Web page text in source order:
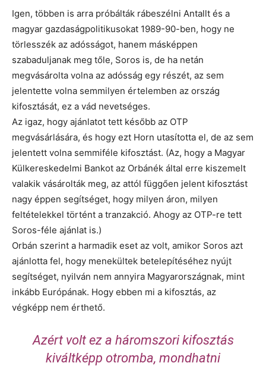
Igen, többen is arra próbálták rábeszélni Antallt és a
magyar gazdaságpolitikusokat 1989-90-ben, hogy ne
törlesszék az adósságot, hanem másképpen
szabaduljanak meg tőle, Soros is, de ha netán
megvásárolta volna az adósság egy részét, az sem
jelentette volna semmilyen értelemben az ország
kifosztását, ez a vád nevetséges.
Az igaz, hogy ajánlatot tett később az OTP
megvásárlására, és hogy ezt Horn utasította el, de az sem
jelentett volna semmiféle kifosztást. (Az, hogy a Magyar
Külkereskedelmi Bankot az Orbánék által erre kiszemelt
valakik vásárolták meg, az attól függően jelent kifosztást
nagy éppen segítséget, hogy milyen áron, milyen
feltételekkel történt a tranzakció. Ahogy az OTP-re tett
Soros-féle ajánlat is.)
Orbán szerint a harmadik eset az volt, amikor Soros azt
ajánlotta fel, hogy menekültek betelepítéséhez nyújt
segítséget, nyilván nem annyira Magyarországnak, mint
inkább Európának. Hogy ebben mi a kifosztás, az
végképp nem érthető.
Azért volt ez a háromszori kifosztás
kiváltképp otromba, mondhatni